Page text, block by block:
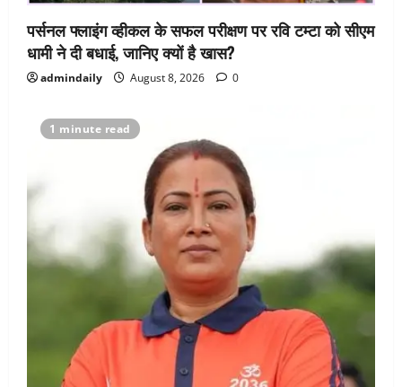
पर्सनल फ्लाइंग व्हीकल के सफल परीक्षण पर रवि टम्टा को सीएम
धामी ने दी बधाई, जानिए क्यों है खास?
admindaily August 8, 2026 0
1 minute read